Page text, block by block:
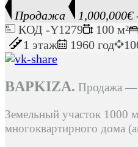
Продажа 1,000,000€
КОД -Y1279 100 м²
1 этаж
1960 год
ΒΑΡΚΙΖΑ. Продажа —
Земельный участок 1000
многоквартирного дома